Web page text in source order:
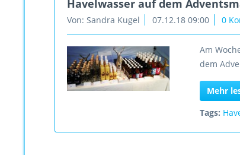
Havelwasser auf dem
Von: Sandra Kugel 07.12.18 09:00 0
Am
dem
Mehr
Tags: